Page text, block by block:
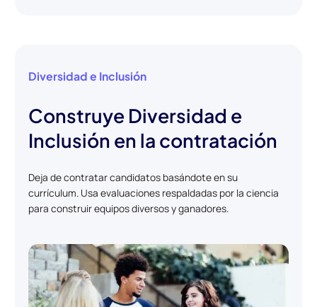
Diversidad e Inclusión
Construye Diversidad e
Inclusión en la contratación
Deja de contratar candidatos basándote en su
currículum. Usa evaluaciones respaldadas por la ciencia
para construir equipos diversos y ganadores.